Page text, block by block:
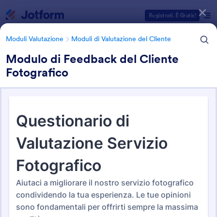
Registrati. È Gratis!
Moduli Valutazione Moduli di Valutazione del Cliente
Modulo di Feedback del Cliente
Fotografico
Moduli di Valutazione del
Cliente
Categorie Template Moduli